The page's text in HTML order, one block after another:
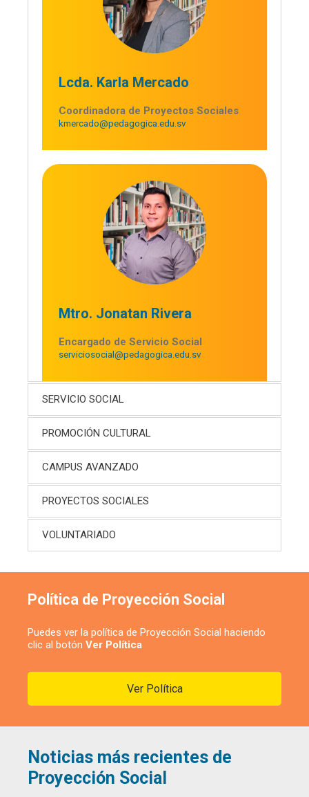
Lcda. Karla Mercado
Coordinadora de Proyectos Sociales
kmercado@pedagogica.edu.sv
Mtro. Jonatan Rivera
Encargado de Servicio Social
serviciosocial@pedagogica.edu.sv
SERVICIO SOCIAL
PROMOCIÓN CULTURAL
CAMPUS AVANZADO
PROYECTOS SOCIALES
VOLUNTARIADO
Política de Proyección Social
Puedes ver la política de Proyección Social haciendo
clic al botón Ver Política
Ver Política
Noticias más recientes de
Proyección Social